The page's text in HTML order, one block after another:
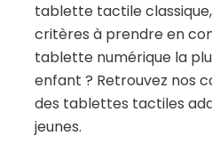
tablette tactile
critères à prendre en
tablette numérique la
enfant ? Retrouvez nos
des tablettes tactiles
jeunes.